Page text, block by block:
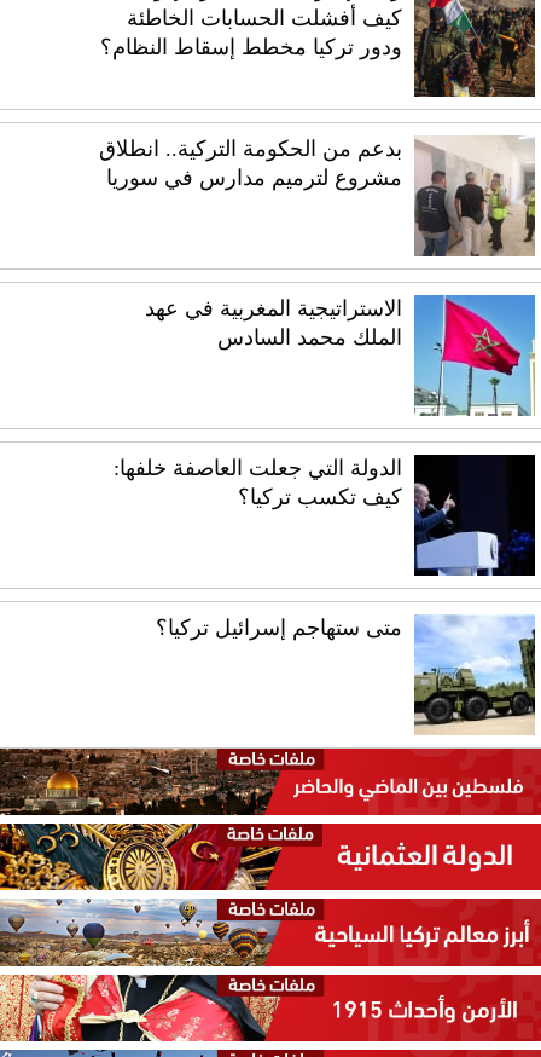
كيف أفشلت الحسابات الخاطئة
ودور تركيا مخطط إسقاط النظام؟
بدعم من الحكومة التركية.. انطلاق
مشروع لترميم مدارس في سوريا
الاستراتيجية المغربية في عهد
الملك محمد السادس
الدولة التي جعلت العاصفة خلفها:
كيف تكسب تركيا؟
متى ستهاجم إسرائيل تركيا؟